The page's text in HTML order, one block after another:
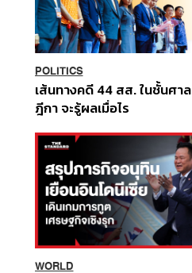
POLITICS
เส้นทางคดี 44 สส. ในชั้นศาล
ฎีกา จะรู้ผลเมื่อไร
WORLD